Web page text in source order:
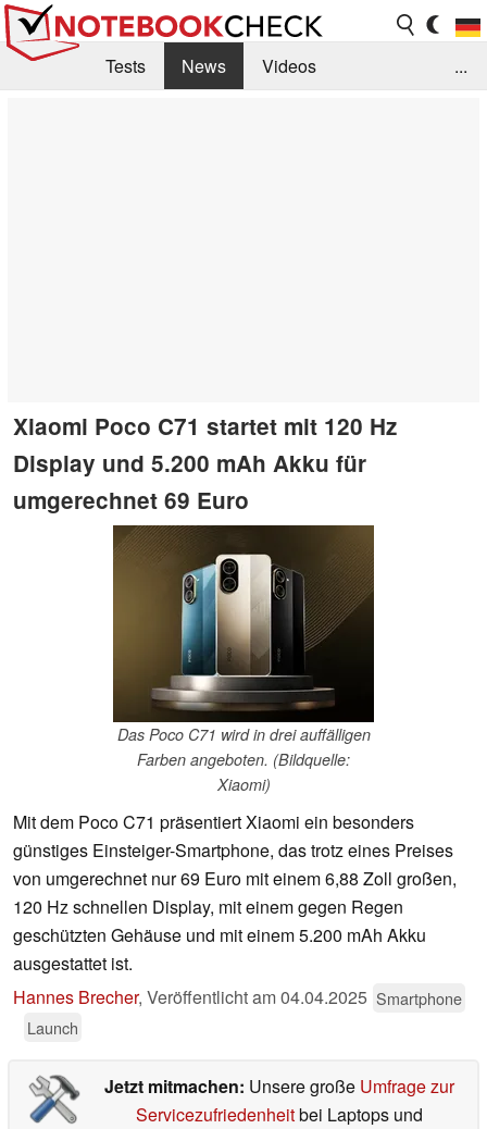
Tests News
Videos
...
Xiaomi Poco C71 startet mit 120 Hz
Display und 5.200 mAh Akku für
umgerechnet 69 Euro
Das Poco C71 wird in drei auffälligen
Farben angeboten. (Bildquelle:
Xiaomi)
Mit dem Poco C71 präsentiert Xiaomi ein besonders
günstiges Einsteiger-Smartphone, das trotz eines Preises
von umgerechnet nur 69 Euro mit einem 6,88 Zoll großen,
120 Hz schnellen Display, mit einem gegen Regen
geschützten Gehäuse und mit einem 5.200 mAh Akku
ausgestattet ist.
Hannes Brecher, Veröffentlicht am04.04.2025 Smartphone
Launch
Jetzt mitmachen: Unsere große Umfrage zur
Servicezufriedenheitbei Laptops und